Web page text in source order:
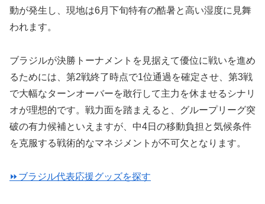
動が発生し、現地は6月下旬特有の酷暑と高い湿度に見舞
われます。
ブラジルが決勝トーナメントを見据えて優位に戦いを進め
るためには、第2戦終了時点で1位通過を確定させ、第3戦
で大幅なターンオーバーを敢行して主力を休ませるシナリ
オが理想的です。戦力面を踏まえると、グループリーグ突
破の有力候補といえますが、中4日の移動負担と気候条件
を克服する戦術的なマネジメントが不可欠となります。
⏩️ブラジル代表応援グッズを探す